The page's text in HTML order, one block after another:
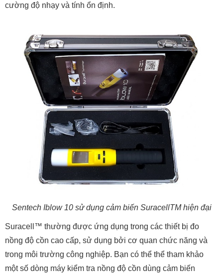
cường độ nhạy và tính ổn định.
Sentech Iblow 10 sử dụng cảm biến SuracellTM hiện đại
Suracell™ thường được ứng dụng trong các thiết bị đo
nồng độ cồn cao cấp, sử dụng bởi cơ quan chức năng và
trong môi trường công nghiệp. Bạn có thể thể tham khảo
một số dòng máy kiểm tra nồng độ cồn dùng cảm biến